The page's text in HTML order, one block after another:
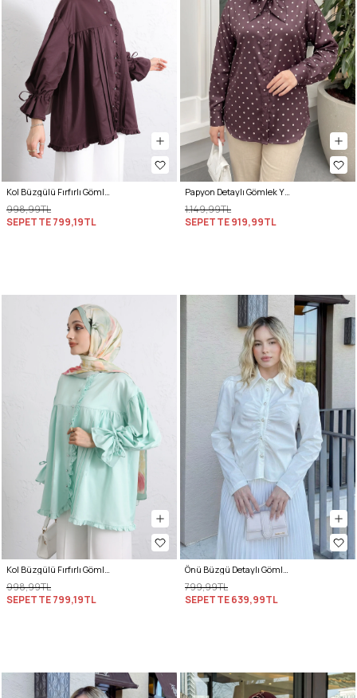
Kol Büzgülü Fırfırlı Gömlek Y0093 MÜRDÜM
998,99TL
SEPETTE799,19TL
Papyon Detaylı Gömlek Y0120 - MÜRDÜM
1.149,99TL
SEPETTE919,99TL
998,99TL
SEPETTE799,19TL
799,99TL
SEPETTE639,99TL